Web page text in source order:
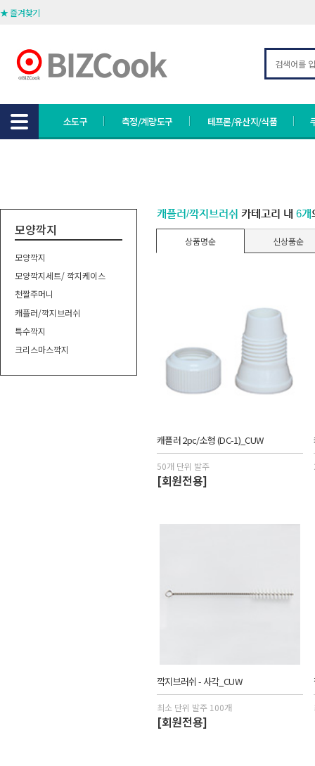
★ 즐겨찾기
소도구 측정/계량도구 테프론/유산지/식품
모양깍지
모양깍지
모양깍지세트/ 깍지케이스
천짤주머니
캐플러/깍지브러쉬
특수깍지
크리스마스깍지
캐플러/깍지브러쉬 카테고리 내 6개
상품명순 신상품순
캐플러 2pc/소형 (DC-1)_CUW
50개 단위 발주
[회원전용]
깍지브러쉬 - 사각_CUW
최소 단위 발주 100개
[회원전용]